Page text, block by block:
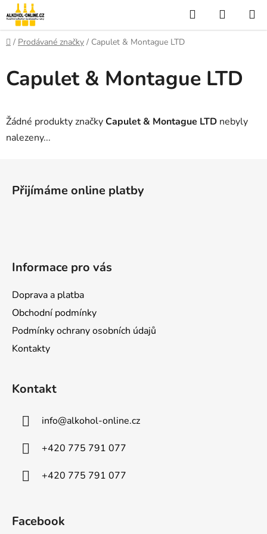
Přejít
na
obsah
Hledat
KOŠÍK
Domů
/ Prodávané značky / Capulet & Montague LTD
Capulet & Montague LTD
Žádné produkty značkyCapulet & Montague LTD nebyly
nalezeny...
Přijímáme online platby
Informace pro vás
Doprava a platba
Obchodní podmínky
Podmínky ochrany osobních údajů
Kontakty
Kontakt
info@alkohol-online.cz
+420 775 791 077
+420 775 791 077
Facebook